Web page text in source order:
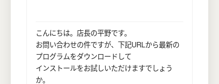
こんにちは。店長の平野です。
お問い合わせの件ですが、下記URLから最新の
プログラムをダウンロードして
インストールをお試しいただけますでしょう
か。